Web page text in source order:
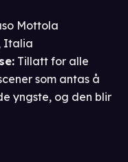
Mottola
Italia
: Tillatt for alle
som antas å
yngste, og den blir